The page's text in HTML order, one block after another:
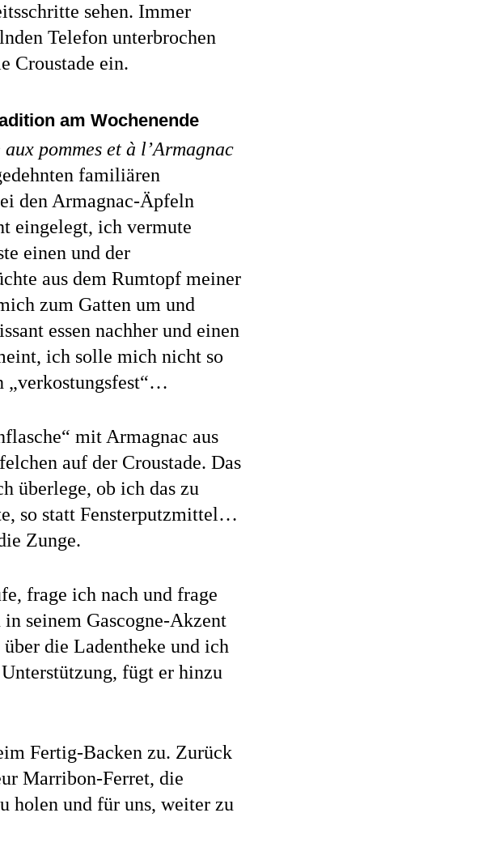
sehen. Immer
Telefon unterbrochen
Croustade ein.
am Wochenende
pommes et à l’Armagnac
familiären
den Armagnac-Äpfeln
eingelegt, ich vermute
einen und der
aus dem Rumtopf meiner
zum Gatten um und
essen nachher und einen
ich solle mich nicht so
„verkostungsfest“…
mit Armagnac aus
auf der Croustade. Das
überlege, ob ich das zu
so statt Fensterputzmittel…
Zunge.
frage ich nach und frage
seinem Gascogne-Akzent
die Ladentheke und ich
fügt er hinzu
Fertig-Backen zu. Zurück
Marribon-Ferret, die
holen und für uns, weiter zu